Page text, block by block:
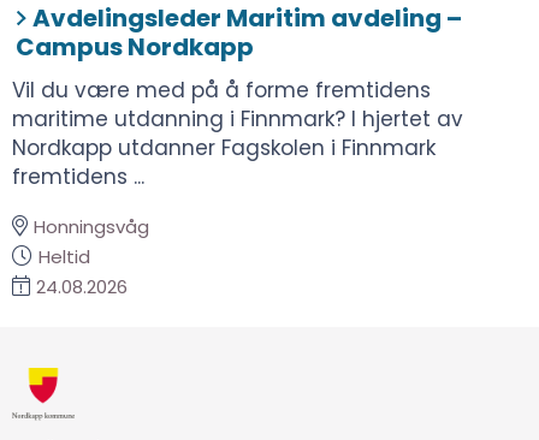
Avdelingsleder Maritim avdeling –
Campus Nordkapp
Vil du være med på å forme fremtidens
maritime utdanning i Finnmark? I hjertet av
Nordkapp utdanner Fagskolen i Finnmark
fremtidens ...
Honningsvåg
Heltid
24.08.2026